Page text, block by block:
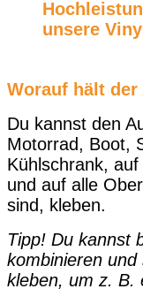
unsere
Worauf hält der
Du kannst den
Motorrad, Boot,
Kühlschrank,
und auf alle
sind, kleben.
Tipp! Du kannst
kombinieren
kleben, um z. B.